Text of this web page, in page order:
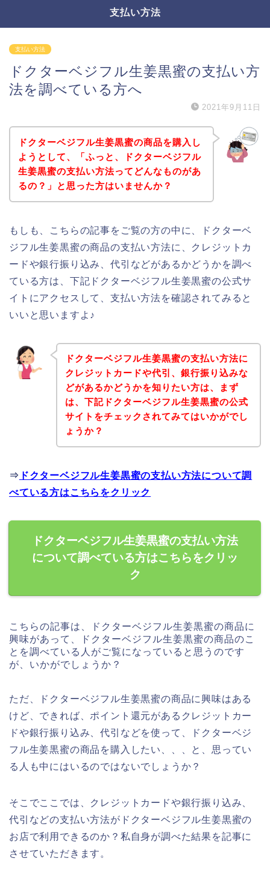
支払い方法
支払い方法
ドクターベジフル生姜黒蜜の支払い方
法を調べている方へ
2021年9月11日
ドクターベジフル生姜黒蜜の商品を購入し
ようとして、「ふっと、ドクターベジフル
生姜黒蜜の支払い方法ってどんなものがあ
るの？」と思った方はいませんか？
もしも、こちらの記事をご覧の方の中に、ドクターベ
ジフル生姜黒蜜の商品の支払い方法に、クレジットカ
ードや銀行振り込み、代引などがあるかどうかを調べ
ている方は、下記ドクターベジフル生姜黒蜜の公式サ
イトにアクセスして、支払い方法を確認されてみると
いいと思いますよ♪
ドクターベジフル生姜黒蜜の支払い方法に
クレジットカードや代引、銀行振り込みな
どがあるかどうかを知りたい方は、まず
は、下記ドクターベジフル生姜黒蜜の公式
サイトをチェックされてみてはいかがでし
ょうか？
⇒ ドクターベジフル生姜黒蜜の支払い方法について調
べている方はこちらをクリック
ドクターベジフル生姜黒蜜の支払い方法
について調べている方はこちらをクリッ
ク
こちらの記事は、ドクターベジフル生姜黒蜜の商品に
興味があって、ドクターベジフル生姜黒蜜の商品のこ
とを調べている人がご覧になっていると思うのです
が、いかがでしょうか？
ただ、ドクターベジフル生姜黒蜜の商品に興味はある
けど、できれば、ポイント還元があるクレジットカー
ドや銀行振り込み、代引などを使って、ドクターベジ
フル生姜黒蜜の商品を購入したい、、、と、思ってい
る人も中にはいるのではないでしょうか？
そこでここでは、クレジットカードや銀行振り込み、
代引などの支払い方法がドクターベジフル生姜黒蜜の
お店で利用できるのか？私自身が調べた結果を記事に
させていただきます。